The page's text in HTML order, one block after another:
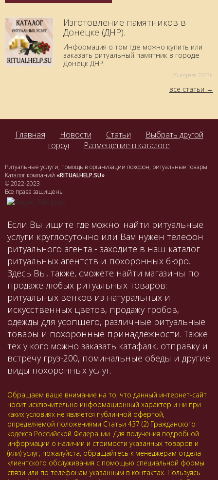
Изготовление памятников в
Донецке (ДНР).
Информация о том где можно купить или
заказать ритуальный памятник в городе
Донецк ДНР.
25 aпреля 2023г.
все статьи
Главная Новости Статьи
Выбрать другой
город
Размещение в каталоге
Ритуальные услуги, помощь в организации похорон, ритуальные товары.
Каталог компаний «RITUALHELP.SU»
© 2022-2023
Все права защищены
Если Вы ищите где можно: найти ритуальные
услуги круглосуточно или Вам нужен телефон
ритуального агента - заходите в наш каталог
ритуальных агентств и похоронных бюро.
Здесь Вы, также, сможете найти магазины по
продаже любых ритуальных товаров:
ритуальных венков из натуральных и
искусственных цветов, продажу гробов,
одежды для усопшего, различные ритуальные
товары и похоронные принадлежности. Также
тех у кого можно заказать катафалк, отправку и
встречу груз-200, поминальные обеды и другие
виды похоронных услуг.
Обращаем ваше внимание на то, что данный интернет-сайт
носит исключительно информационный характер и ни при
каких условиях не является публичной офертой,
определяемой положениями Статьи 437 (2) Гражданского
кодекса Российской Федерации. Для получения подробной
информации о наличии и стоимости указанных товаров и
(или) услуг, пожалуйста, обращайтесь к менеджерам отдела
клиентского обслуживания с помощью специальной формы
связи или по телефонам указанным в контактах. Пользуясь